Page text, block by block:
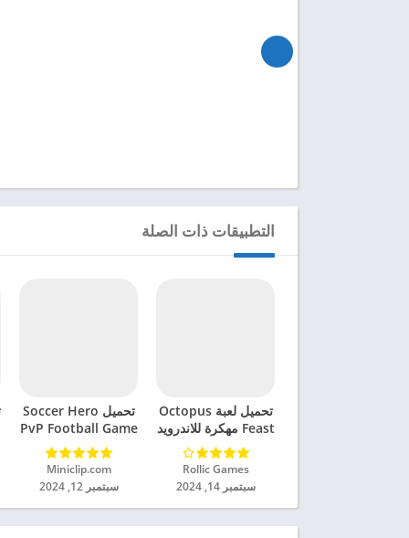
التطبيقات ذات الصلة
تحميل لعبة Octopus
Feast مهكرة للاندرويد
2024
Rollic Games‏
سبتمبر 14, 2024
تحميل Soccer Hero
PvP Football Game
مهكرة للاندرويد 2024
Miniclip.com‏
سبتمبر 12, 2024